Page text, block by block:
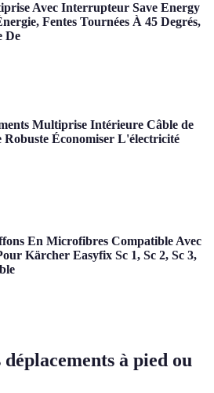
Avec Interrupteur Save Energy
Fentes Tournées À 45 Degrés,
De
Multiprise Intérieure Câble de
Robuste Économiser L'électricité
En Microfibres Compatible Avec
Kärcher Easyfix Sc 1, Sc 2, Sc 3,
à pied ou